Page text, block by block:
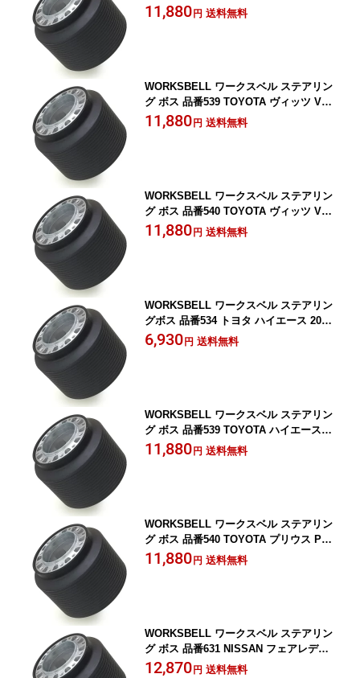
ザープラド 90系用 年式8年/5月～14年/9
月 SRS
11,880 円 送料無料
WORKSBELL ワークスベル ステアリン
グ ボス 品番539 TOYOTA ヴィッツ VIT
Z 10系用 年式14/12~17/1 SRS
11,880 円 送料無料
WORKSBELL ワークスベル ステアリン
グ ボス 品番540 TOYOTA ヴィッツ VIT
Z 90系用 年式17/2~ SRS
11,880 円 送料無料
WORKSBELL ワークスベル ステアリン
グボス 品番534 トヨタ ハイエース 200
系用 年式16/8~ SRS無し車 TOYOTA HI
ACE
6,930 円 送料無料
WORKSBELL ワークスベル ステアリン
グ ボス 品番539 TOYOTA ハイエース 2
00系用 年式16/8~ SRS HIACE
11,880 円 送料無料
WORKSBELL ワークスベル ステアリン
グ ボス 品番540 TOYOTA プリウス PRI
US 20系用 年式15/9~ SRS
11,880 円 送料無料
WORKSBELL ワークスベル ステアリン
グ ボス 品番631 NISSAN フェアレディ
Z Z33 用 年式14/7~20/11 SRS
12,870 円 送料無料